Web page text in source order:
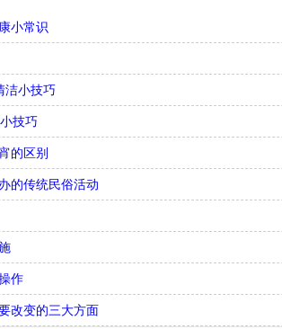
小常识
洁小技巧
技巧
的区别
的传统民俗活动
作
改变的三大方面